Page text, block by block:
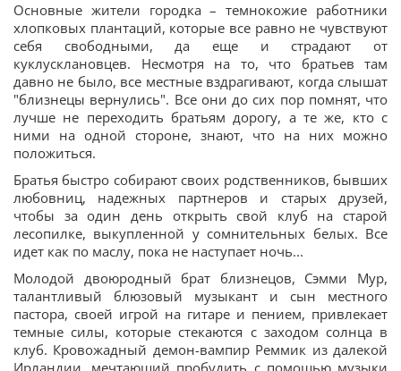
Основные жители городка – темнокожие работники
хлопковых плантаций, которые все равно не чувствуют
себя свободными, да еще и страдают от
куклусклановцев. Несмотря на то, что братьев там
давно не было, все местные вздрагивают, когда слышат
"близнецы вернулись". Все они до сих пор помнят, что
лучше не переходить братьям дорогу, а те же, кто с
ними на одной стороне, знают, что на них можно
положиться.
Братья быстро собирают своих родственников, бывших
любовниц, надежных партнеров и старых друзей,
чтобы за один день открыть свой клуб на старой
лесопилке, выкупленной у сомнительных белых. Все
идет как по маслу, пока не наступает ночь...
Молодой двоюродный брат близнецов, Сэмми Мур,
талантливый блюзовый музыкант и сын местного
пастора, своей игрой на гитаре и пением, привлекает
темные силы, которые стекаются с заходом солнца в
клуб. Кровожадный демон-вампир Реммик из далекой
Ирландии, мечтающий пробудить с помощью музыки